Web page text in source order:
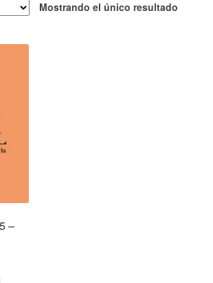
Mostrando el único resultado
–